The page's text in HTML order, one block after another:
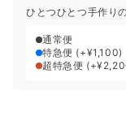
ひとつひとつ手作り
通常便
特急便 (+¥1,100)
超特急便